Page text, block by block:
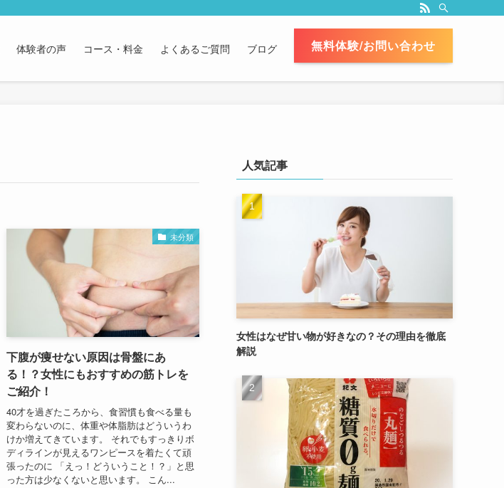
体験者の声 コース・料金 よくあるご質問 ブログ 無料体験/お問い合わせ
未分類
下腹が痩せない原因は骨盤にあ
る！？女性にもおすすめの筋トレを
ご紹介！
40才を過ぎたころから、食習慣も食べる量も
変わらないのに、体重や体脂肪はどういうわ
けか増えてきています。 それでもすっきりボ
ディラインが見えるワンピースを着たくて頑
張ったのに 「えっ！どういうこと！？」と思
った方は少なくないと思います。 こん...
人気記事
女性はなぜ甘い物が好きなの？その理由を徹底
解説